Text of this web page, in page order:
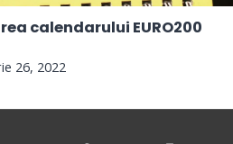
calendarului EURO200
26, 2022